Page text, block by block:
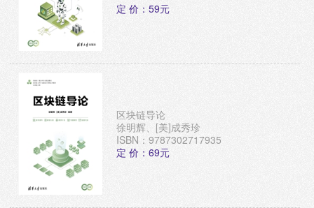
定 价：59元
区块链导论
徐明辉、[美]成秀珍
ISBN：9787302717935
定 价：69元